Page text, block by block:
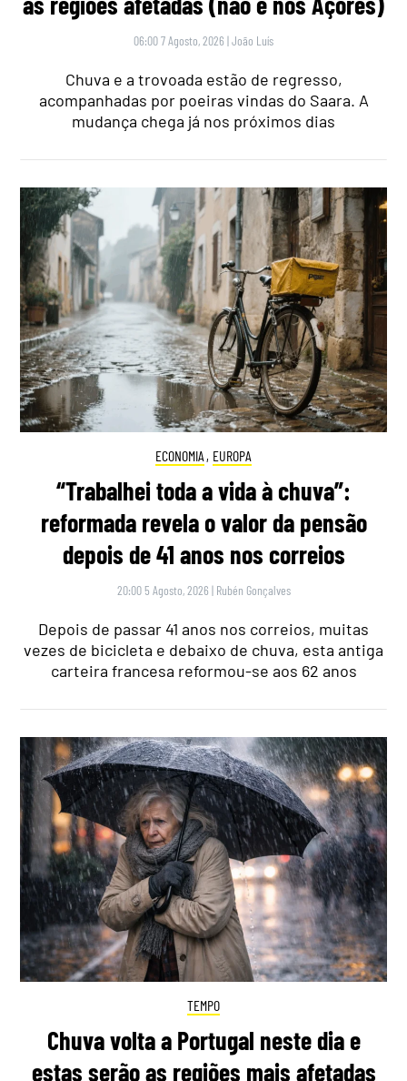
06:00 7 Agosto, 2026 |João Luís
Chuva e a trovoada estão de regresso,
acompanhadas por poeiras vindas do Saara. A
mudança chega já nos próximos dias
ECONOMIA , EUROPA
“Trabalhei toda a vida à chuva”:
reformada revela o valor da pensão
depois de 41 anos nos correios
20:00 5 Agosto, 2026 | Rubén Gonçalves
Depois de passar 41 anos nos correios, muitas
vezes de bicicleta e debaixo de chuva, esta antiga
carteira francesa reformou-se aos 62 anos
TEMPO
Chuva volta a Portugal neste dia e
estas serão as regiões mais afetadas